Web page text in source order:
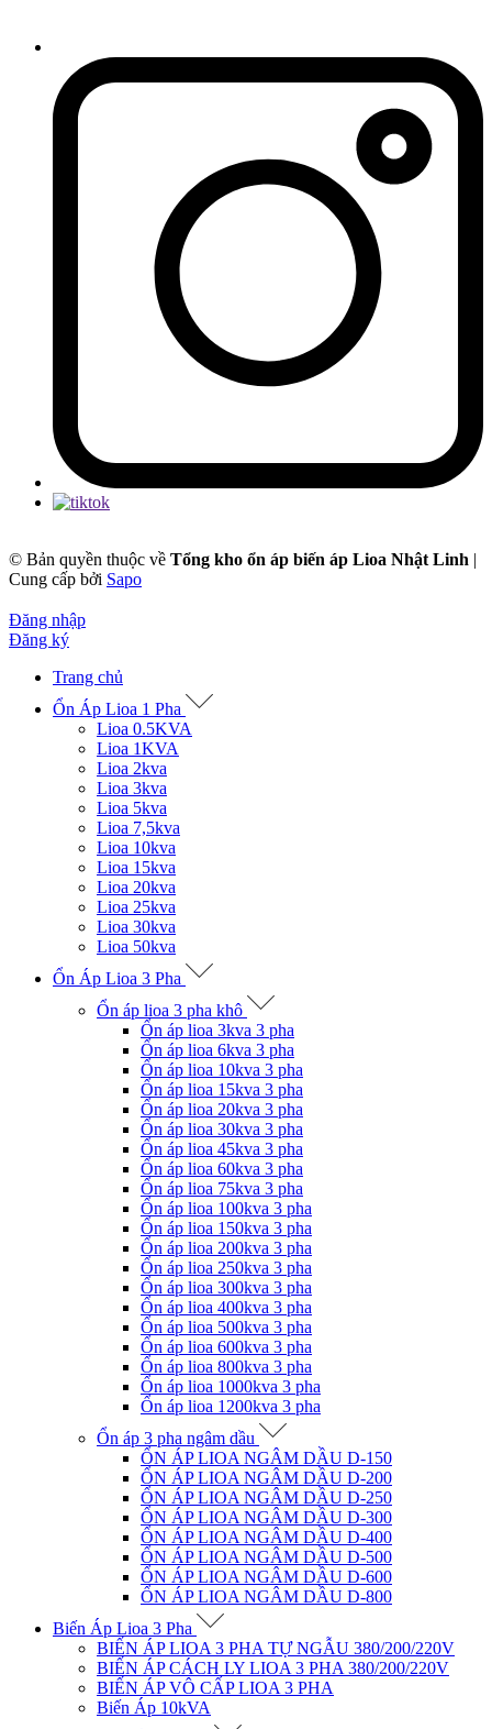
© Bản quyền thuộc về Tổng kho ổn áp biến áp Lioa Nhật Linh |
Cung cấp bởi Sapo
Đăng nhập
Đăng ký
Trang chủ
Ổn Áp Lioa 1 Pha
Lioa 0.5KVA
Lioa 1KVA
Lioa 2kva
Lioa 3kva
Lioa 5kva
Lioa 7,5kva
Lioa 10kva
Lioa 15kva
Lioa 20kva
Lioa 25kva
Lioa 30kva
Lioa 50kva
Ổn Áp Lioa 3 Pha
Ổn áp lioa 3 pha khô
Ổn áp lioa 3kva 3 pha
Ổn áp lioa 6kva 3 pha
Ổn áp lioa 10kva 3 pha
Ổn áp lioa 15kva 3 pha
Ổn áp lioa 20kva 3 pha
Ổn áp lioa 30kva 3 pha
Ổn áp lioa 45kva 3 pha
Ổn áp lioa 60kva 3 pha
Ổn áp lioa 75kva 3 pha
Ổn áp lioa 100kva 3 pha
Ổn áp lioa 150kva 3 pha
Ổn áp lioa 200kva 3 pha
Ổn áp lioa 250kva 3 pha
Ổn áp lioa 300kva 3 pha
Ổn áp lioa 400kva 3 pha
Ổn áp lioa 500kva 3 pha
Ổn áp lioa 600kva 3 pha
Ổn áp lioa 800kva 3 pha
Ổn áp lioa 1000kva 3 pha
Ổn áp lioa 1200kva 3 pha
Ổn áp 3 pha ngâm dầu
ỔN ÁP LIOA NGÂM DẦU D-150
ỔN ÁP LIOA NGÂM DẦU D-200
ỔN ÁP LIOA NGÂM DẦU D-250
ỔN ÁP LIOA NGÂM DẦU D-300
ỔN ÁP LIOA NGÂM DẦU D-400
ỔN ÁP LIOA NGÂM DẦU D-500
ỔN ÁP LIOA NGÂM DẦU D-600
ỔN ÁP LIOA NGÂM DẦU D-800
Biến Áp Lioa 3 Pha
BIẾN ÁP LIOA 3 PHA TỰ NGẪU 380/200/220V
BIẾN ÁP CÁCH LY LIOA 3 PHA 380/200/220V
BIẾN ÁP VÔ CẤP LIOA 3 PHA
Biến Áp 10kVA